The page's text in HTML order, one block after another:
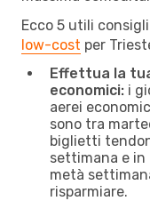
Ecco 5 utili
low-cost per
Effettua la
economici: i
aerei
sono tra
biglietti
settimana e in
metà
risparmiare.